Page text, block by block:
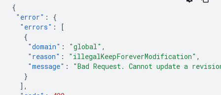
{
"error" :
{
"errors" :
[
{
"domain" : "global" ,
"reason" : "illegalKeepForeverModification" ,
"message" :
"Bad Request. Cannot update a
}
],